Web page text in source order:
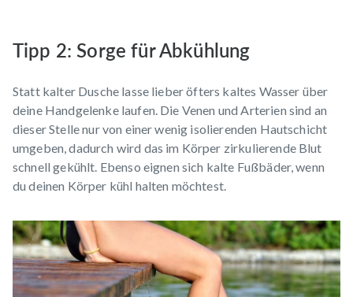
Tipp 2: Sorge für Abkühlung
Statt kalter Dusche lasse lieber öfters kaltes Wasser über
deine Handgelenke laufen. Die Venen und Arterien sind an
dieser Stelle nur von einer wenig isolierenden Hautschicht
umgeben, dadurch wird das im Körper zirkulierende Blut
schnell gekühlt. Ebenso eignen sich kalte Fußbäder, wenn
du deinen Körper kühl halten möchtest.